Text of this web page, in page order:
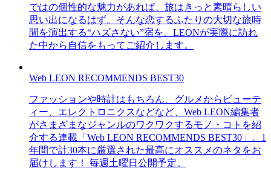
ではの個性的な魅力があれば、旅はきっと素晴らしい
思い出になるはず。そんな恋するふたりの大切な旅時
間を演出する“ハズさない”宿を、LEONが実際に訪れ
た中から自信をもってご紹介します。
Web LEON RECOMMENDS BEST30
ファッションや時計はもちろん、グルメからビューテ
ィー、エレクトロニクスなどなど、Web LEON編集者
がさまざまなジャンルのワクワクするモノ・コトを紹
介する連載「Web LEON RECOMMENDS BEST30」。1
年間で計30本に厳選された最高にオススメのネタをお
届けします！ 毎週土曜日公開予定。